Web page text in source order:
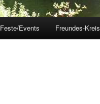
Feste/Events Freundes-Kreis